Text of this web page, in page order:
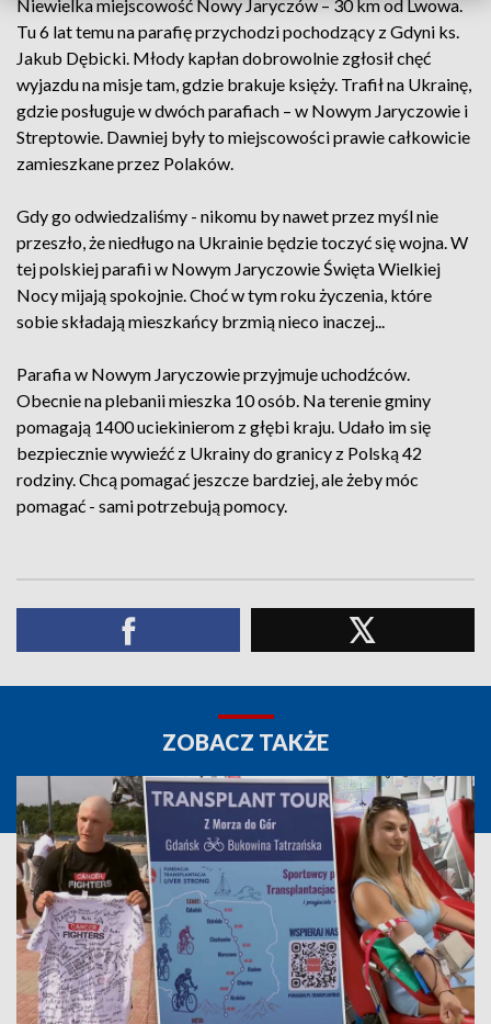
Niewielka miejscowość Nowy Jaryczów – 30 km od Lwowa.
Tu 6 lat temu na parafię przychodzi pochodzący z Gdyni ks.
Jakub Dębicki. Młody kapłan dobrowolnie zgłosił chęć
wyjazdu na misje tam, gdzie brakuje księży. Trafił na Ukrainę,
gdzie posługuje w dwóch parafiach – w Nowym Jaryczowie i
Streptowie. Dawniej były to miejscowości prawie całkowicie
zamieszkane przez Polaków.
Gdy go odwiedzaliśmy - nikomu by nawet przez myśl nie
przeszło, że niedługo na Ukrainie będzie toczyć się wojna. W
tej polskiej parafii w Nowym Jaryczowie Święta Wielkiej
Nocy mijają spokojnie. Choć w tym roku życzenia, które
sobie składają mieszkańcy brzmią nieco inaczej...
Parafia w Nowym Jaryczowie przyjmuje uchodźców.
Obecnie na plebanii mieszka 10 osób. Na terenie gminy
pomagają 1400 uciekinierom z głębi kraju. Udało im się
bezpiecznie wywieźć z Ukrainy do granicy z Polską 42
rodziny. Chcą pomagać jeszcze bardziej, ale żeby móc
pomagać - sami potrzebują pomocy.
ZOBACZ TAKŻE